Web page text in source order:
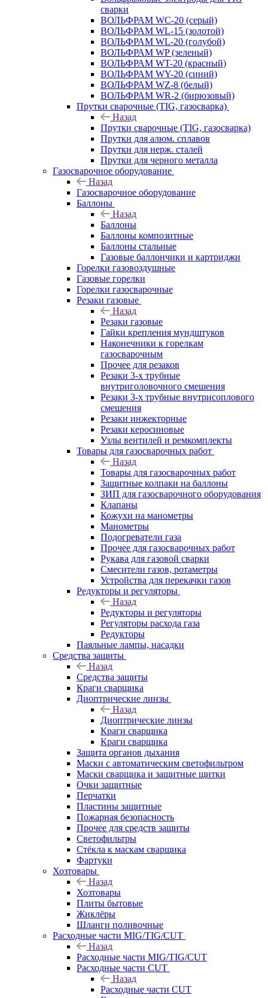
сварки
ВОЛЬФРАМ WC-20 (серый)
ВОЛЬФРАМ WL-15 (золотой)
ВОЛЬФРАМ WL-20 (голубой)
ВОЛЬФРАМ WP (зеленый)
ВОЛЬФРАМ WT-20 (красный)
ВОЛЬФРАМ WY-20 (синий)
ВОЛЬФРАМ WZ-8 (белый)
ВОЛЬФРАМ WR-2 (бирюзовый)
Прутки сварочные (TIG, газосварка)
Назад
Прутки сварочные (TIG, газосварка)
Прутки для алюм. сплавов
Прутки для нерж. сталей
Прутки для черного металла
Газосварочное оборудование
Назад
Газосварочное оборудование
Баллоны
Назад
Баллоны
Баллоны композитные
Баллоны стальные
Газовые баллончики и картриджи
Горелки газовоздушные
Газовые горелки
Горелки газосварочные
Резаки газовые
Назад
Резаки газовые
Гайки крепления мундштуков
Наконечники к горелкам
газосварочным
Прочее для резаков
Резаки 3-х трубные
внутриголовочного смешения
Резаки 3-х трубные внутрисоплового
смешения
Резаки инжекторные
Резаки керосиновые
Узлы вентилей и ремкомплекты
Товары для газосварочных работ
Назад
Товары для газосварочных работ
Защитные колпаки на баллоны
ЗИП для газосварочного оборудования
Клапаны
Кожухи на манометры
Манометры
Подогреватели газа
Прочее для газосварочных работ
Рукава для газовой сварки
Смесители газов, ротаметры
Устройства для перекачки газов
Редукторы и регуляторы
Назад
Редукторы и регуляторы
Регуляторы расхода газа
Редукторы
Паяльные лампы, насадки
Средства защиты
Назад
Средства защиты
Краги сварщика
Диоптрические линзы
Назад
Диоптрические линзы
Краги сварщика
Краги сварщика
Защита органов дыхания
Маски с автоматическим светофильтром
Маски сварщика и защитные щитки
Очки защитные
Перчатки
Пластины защитные
Пожарная безопасность
Прочее для средств защиты
Светофильтры
Стёкла к маскам сварщика
Фартуки
Хозтовары
Назад
Хозтовары
Плиты бытовые
Жиклёры
Шланги поливочные
Расходные части MIG/TIG/CUT
Назад
Расходные части MIG/TIG/CUT
Расходные части CUT
Назад
Расходные части CUT